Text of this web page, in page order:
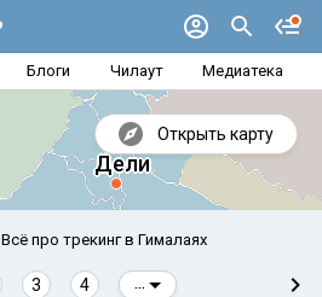
Блоги Чилаут Медиатека
Открыть карту
Всё про трекинг в Гималаях
3 4